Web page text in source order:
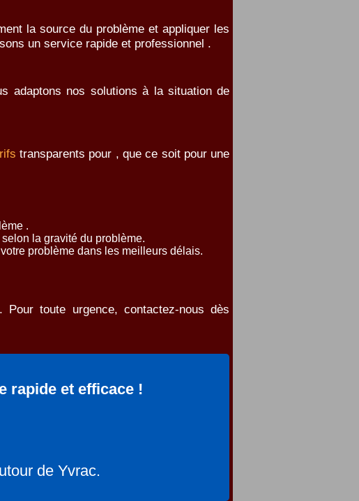
la source du problème et appliquer les
un service rapide et professionnel .
adaptons nos solutions à la situation de
transparents pour , que ce soit pour une
.
la gravité du problème.
problème dans les meilleurs délais.
toute urgence, contactez-nous dès
rapide et efficace !
de Yvrac.